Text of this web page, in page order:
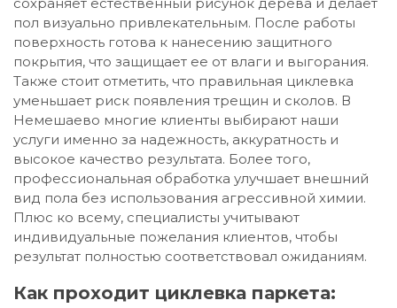
сохраняет естественный рисунок дерева и делает
пол визуально привлекательным. После работы
поверхность готова к нанесению защитного
покрытия, что защищает ее от влаги и выгорания.
Также стоит отметить, что правильная циклевка
уменьшает риск появления трещин и сколов. В
Немешаево многие клиенты выбирают наши
услуги именно за надежность, аккуратность и
высокое качество результата. Более того,
профессиональная обработка улучшает внешний
вид пола без использования агрессивной химии.
Плюс ко всему, специалисты учитывают
индивидуальные пожелания клиентов, чтобы
результат полностью соответствовал ожиданиям.
Как проходит циклевка паркета: